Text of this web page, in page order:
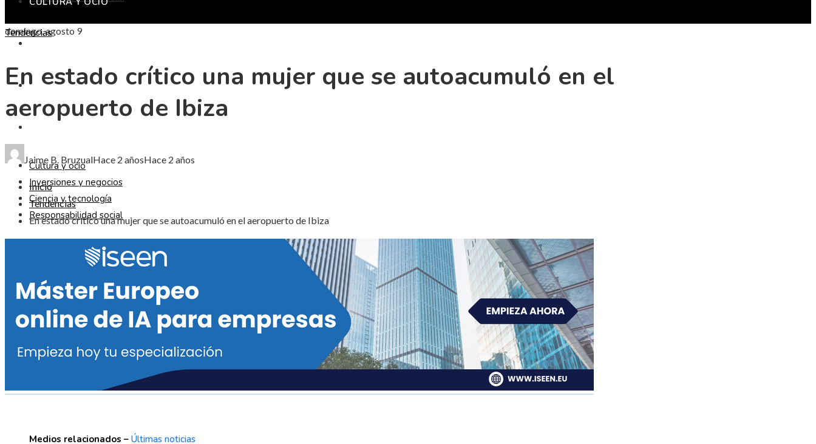
domingo, agosto 9
CIENCIA Y TECNOLOGÍA
Cultura y ocio
Inversiones y negocios
Ciencia y tecnología
Responsabilidad social
Tendencias
En estado crítico una mujer que se autoacumuló en el
aeropuerto de Ibiza
Jaime B. BruzualHace 2 añosHace 2 años
Inicio
Tendencias
En estado crítico una mujer que se autoacumuló en el aeropuerto de Ibiza
Medios relacionados – Últimas noticias